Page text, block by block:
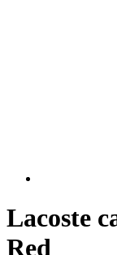
Lacoste
Red